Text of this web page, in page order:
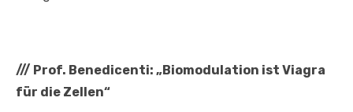
/// Prof. Benedicenti: „Biomodulation ist Viagra
für die Zellen“